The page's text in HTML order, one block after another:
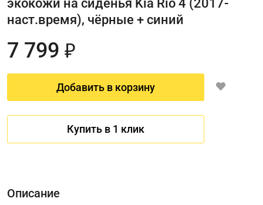
наст.время), чёрные + синий
7 799 ₽
Добавить в корзину
Купить в 1 клик
Описание